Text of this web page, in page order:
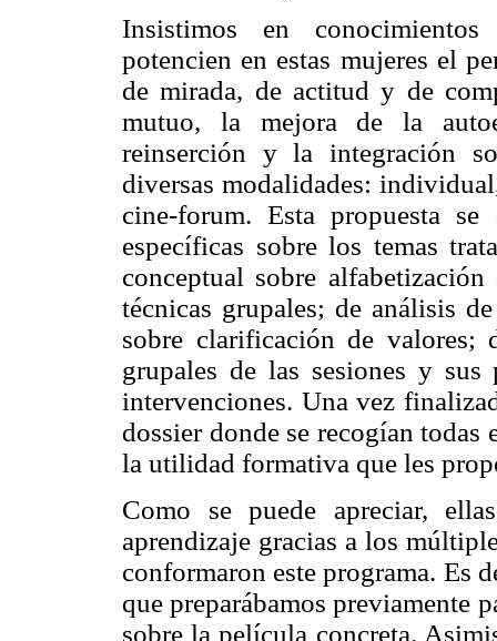
Insistimos en
potencien en estas mujeres el
de mirada, de actitud y de
mutuo, la mejora de la
reinserción y la integración
diversas modalidades:
cine-forum. Esta propuesta
específicas sobre los temas
conceptual sobre
técnicas grupales; de análisis
sobre clarificación de valores;
grupales de las sesiones y sus
intervenciones. Una vez
dossier donde se recogían todas
la utilidad formativa que les
Como se puede apreciar,
aprendizaje gracias a los
conformaron este programa. Es
que preparábamos previamente
sobre la película concreta.